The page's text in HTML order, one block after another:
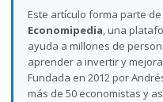
Este artículo forma parte
Economipedia, una
ayuda a millones de
aprender a invertir y
Fundada en 2012 por
más de 50 economistas y